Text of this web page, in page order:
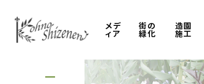
メデ
ィア
街の
緑化
造園
施工